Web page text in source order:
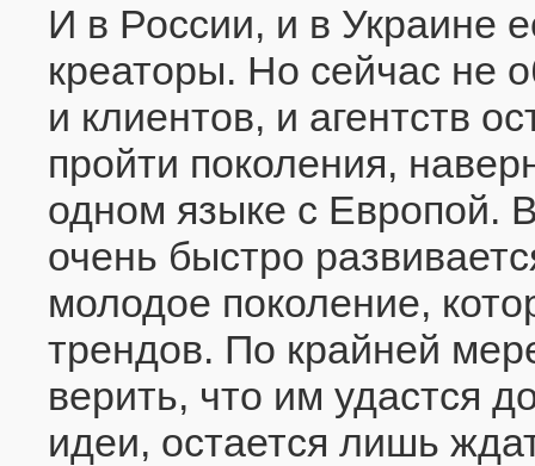
И в России, и в Украине
креаторы. Но сейчас не
и клиентов, и агентств
пройти поколения,
одном языке с Европой.
очень быстро
молодое поколение,
трендов. По крайней
верить, что им удастся
идеи, остается лишь